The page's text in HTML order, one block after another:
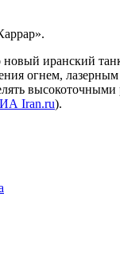
иранский танк
огнем,
ИА Iran.ru).